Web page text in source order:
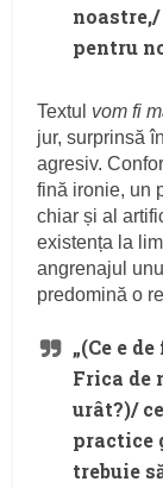
noastre,/
pentru
Textul vom fi
jur, surprinsă
agresiv.
fină ironie, un
chiar și al
existența la
angrenajul
predomină o
„(Ce e
Frica de
urât?)/
practice
trebuie